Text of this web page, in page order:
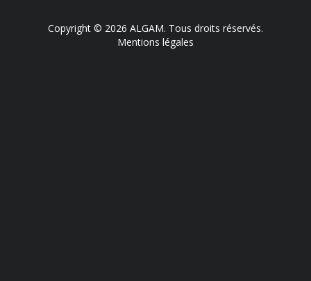
Copyright © 2026 ALGAM. Tous droits réservés.
Mentions légales